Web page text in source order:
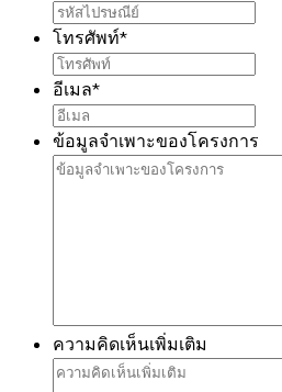
โทรศัพท์*
อีเมล*
ข้อมูลจำเพาะของโครงการ
ความคิดเห็นเพิ่มเติม